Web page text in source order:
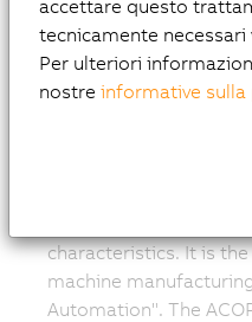
In today's market,
technical
solutions, investment
characteristics. It is
machine
Automation". The
accettare questo
tecnicamente
Per ulteriori
nostre informative sulla